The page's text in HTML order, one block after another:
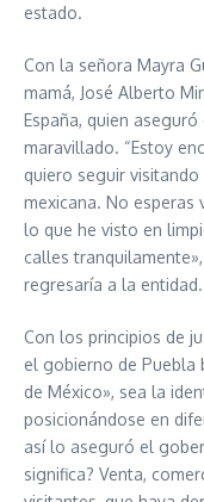
estado.
Con la señora Mayra
mamá, José Alberto
España, quien
maravillado. “Estoy
quiero seguir
mexicana. No esperas
lo que he visto en
calles
regresaría a la entidad.
Con los principios de
el gobierno de Puebla
de México», sea la
posicionándose en
así lo aseguró el
significa? Venta,